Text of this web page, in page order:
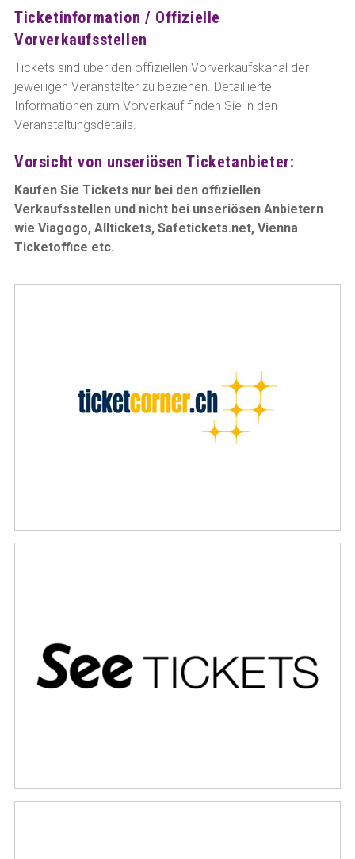
Ticketinformation / Offizielle
Vorverkaufsstellen
Tickets sind über den offiziellen Vorverkaufskanal der
jeweiligen Veranstalter zu beziehen. Detaillierte
Informationen zum Vorverkauf finden Sie in den
Veranstaltungsdetails.
Vorsicht von unseriösen Ticketanbieter:
Kaufen Sie Tickets nur bei den offiziellen
Verkaufsstellen und nicht bei unseriösen Anbietern
wie Viagogo, Alltickets, Safetickets.net, Vienna
Ticketoffice etc.